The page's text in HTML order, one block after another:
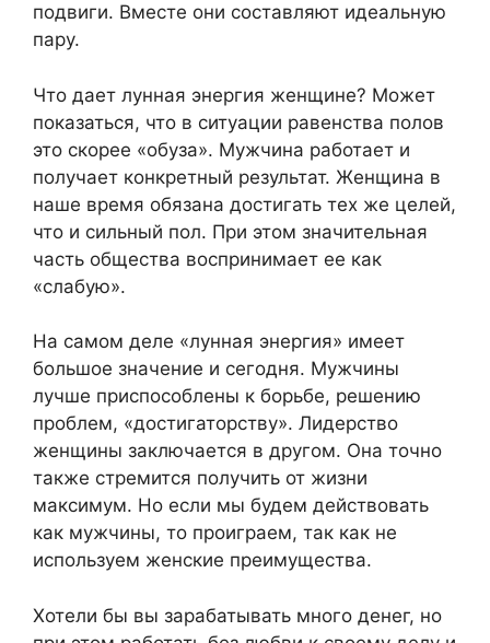
подвиги. Вместе они составляют идеальную
пару.
Что дает лунная энергия женщине? Может
показаться, что в ситуации равенства полов
это скорее «обуза». Мужчина работает и
получает конкретный результат. Женщина в
наше время обязана достигать тех же целей,
что и сильный пол. При этом значительная
часть общества воспринимает ее как
«слабую».
На самом деле «лунная энергия» имеет
большое значение и сегодня. Мужчины
лучше приспособлены к борьбе, решению
проблем, «достигаторству». Лидерство
женщины заключается в другом. Она точно
также стремится получить от жизни
максимум. Но если мы будем действовать
как мужчины, то проиграем, так как не
используем женские преимущества.
Хотели бы вы зарабатывать много денег, но